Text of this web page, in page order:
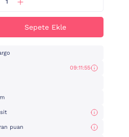
Sepete Ekle
09:11:54
puan